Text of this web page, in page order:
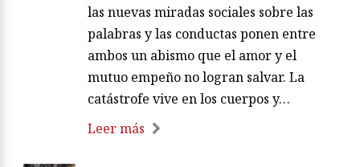
las nuevas miradas sociales sobre las
palabras y las conductas ponen entre
ambos un abismo que el amor y el
mutuo empeño no logran salvar. La
catástrofe vive en los cuerpos y…
Leer más